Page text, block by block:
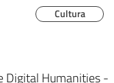
Cultura
Digital Humanities